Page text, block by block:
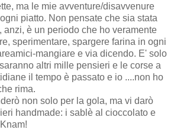
ma le mie avventure/disavvenure
piatto. Non pensate che sia stata
anzi, è un periodo che ho veramente
sperimentare, spargere farina in ogni
mangiare e via dicendo. E' solo
altri mille pensieri e le corse a
il tempo è passato e io ....non ho
rima.
non solo per la gola, ma vi darò
handmade: i sablè al cioccolato e